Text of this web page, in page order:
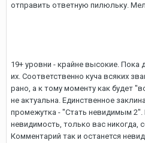
отправить ответную пилюльку.
19+ уровни - крайне высокие. Пока
их. Соответственно куча всяких
рано, а к тому моменту как будет
не актуальна. Единственное
промежутка - "Стать невидимым 2".
невидимость, только вас никогда,
Комментарий так и останется